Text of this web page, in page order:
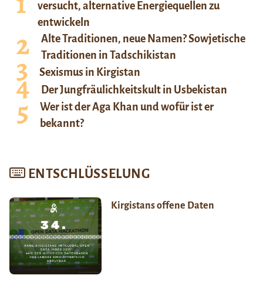
versucht, alternative Energiequellen zu
entwickeln
Alte Traditionen, neue Namen? Sowjetische
Traditionen in Tadschikistan
Sexismus in Kirgistan
Der Jungfräulichkeitskult in Usbekistan
Wer ist der Aga Khan und wofür ist er
bekannt?
ENTSCHLÜSSELUNG
Kirgistans offene Daten